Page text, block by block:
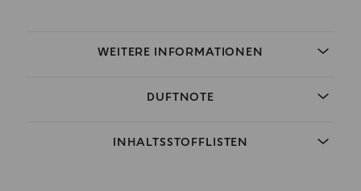
WEITERE INFORMATIONEN
DUFTNOTE
INHALTSSTOFFLISTEN